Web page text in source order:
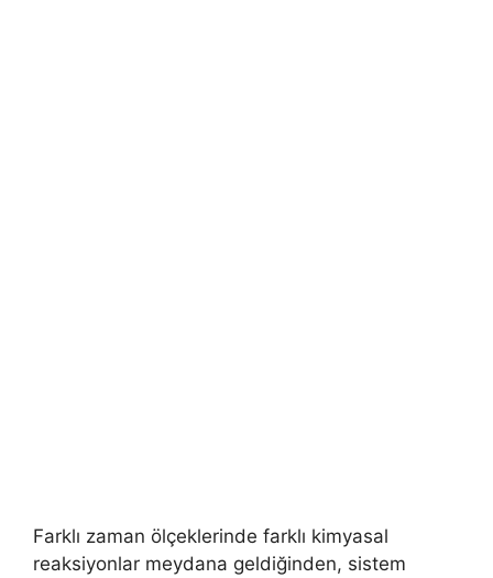
Farklı zaman ölçeklerinde farklı kimyasal
reaksiyonlar meydana geldiğinden, sistem